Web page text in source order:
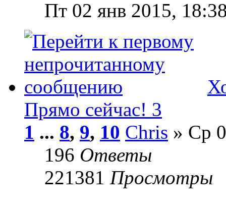
Пт 02 янв 2015,
Прямо сейчас! 3
1 ... 8, 9, 10 Chris » Ср
196 Ответы
221381 Просмотры